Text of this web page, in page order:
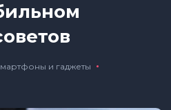
и гаджеты